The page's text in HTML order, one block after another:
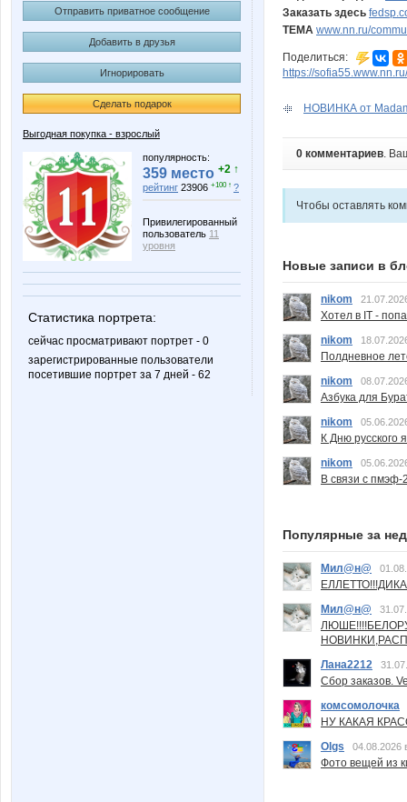
Отправить приватное сообщение
Добавить в друзья
Игнорировать
Сделать подарок
Выгодная покупка - взрослый
популярность:
359 место +2 ↑
рейтинг 23906 +100 ↑ ?
Привилегированный
пользователь 11
уровня
Статистика портрета:
сейчас просматривают портрет - 0
зарегистрированные пользователи
посетившие портрет за 7 дней - 62
Заказать здесь
ТЕМА www.nn.ru/
Поделиться:
https://
НОВИНКА от
0 комментариев.
Чтобы оставлять
Новые записи в
nikom
Хотел в IT -
nikom
Полдневное
nikom
Азбука для
nikom
К Дню русского
nikom
В связи с пмэф-
Популярные за
Мил@н@
Мил@н@
Лана2212
Сбор заказов.
комсомолочка
НУ КАКАЯ
Olgs
04.08.2026
Фото вещей из